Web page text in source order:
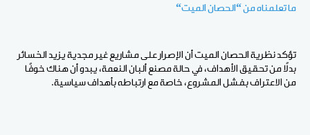
ما تعلمناه من “الحصان الميت“
تؤكد نظرية الحصان الميت أن الإصرار على مشاريع غير مجدية يزيد الخسائر
بدلًا من تحقيق الأهداف، في حالة مصنع ألبان النعمة، يبدو أن هناك خوفًا
من الاعتراف بفشل المشروع، خاصة مع ارتباطه بأهداف سياسية.